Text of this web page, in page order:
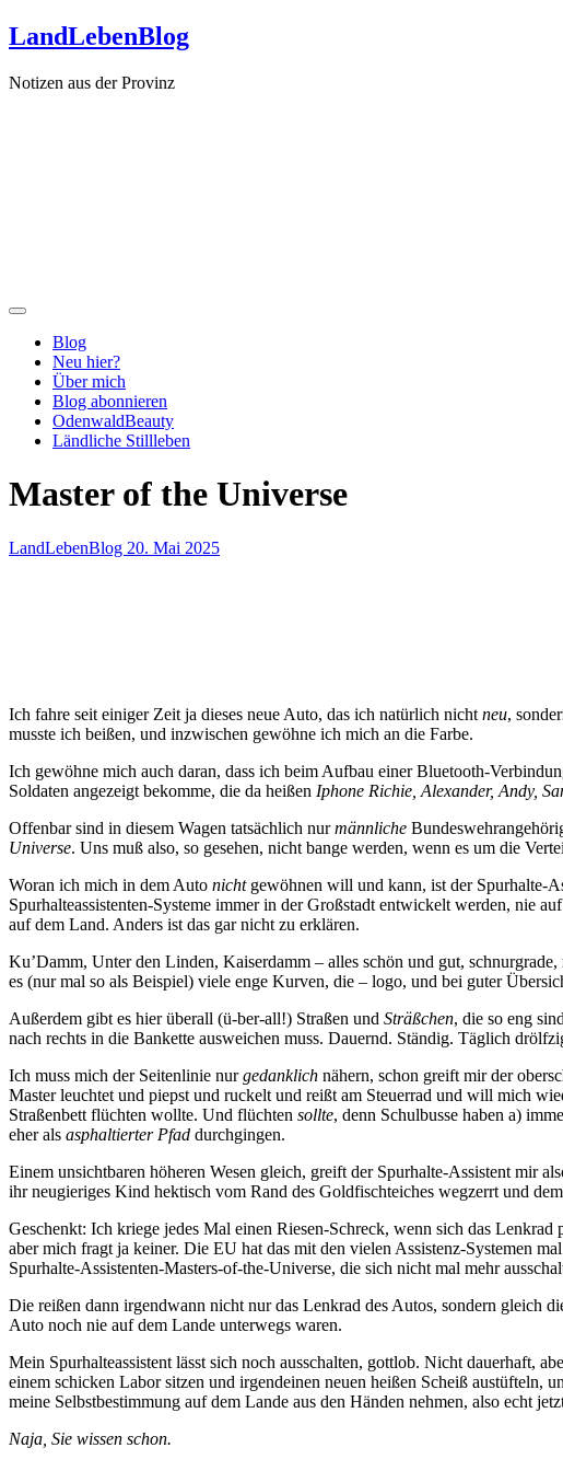
Zum
Inhalt
LandLebenBlog
Notizen aus der Provinz
Blog
Neu hier?
Über mich
Blog abonnieren
OdenwaldBeauty
Ländliche Stillleben
Master of the Universe
LandLebenBlog 20. Mai 2025
Ich fahre seit einiger Zeit ja dieses neue Auto, das ich natürlich nicht neu,
musste ich beißen, und inzwischen gewöhne ich mich an die Farbe.
Ich gewöhne mich auch daran, dass ich beim Aufbau einer Bluetooth-
Soldaten angezeigt bekomme, die da heißen Iphone Richie, Alexander, Andy,
Offenbar sind in diesem Wagen tatsächlich nurmännliche
Universe. Uns muß also, so gesehen, nicht bange werden, wenn es um die
Woran ich mich in dem Auto nichtgewöhnen will und kann, ist der Spurhalte-
Spurhalteassistenten-Systeme immer in der Großstadt entwickelt werden, nie
auf dem Land. Anders ist das gar nicht zu erklären.
Ku’Damm, Unter den Linden, Kaiserdamm – alles schön und gut,
es (nur mal so als Beispiel) viele enge Kurven, die – logo, und bei guter
Außerdem gibt es hier überall (ü-ber-all!) Straßen und Sträßchen, die so eng
nach rechts in die Bankette ausweichen muss. Dauernd. Ständig. Täglich
Ich muss mich der Seitenlinie nurgedanklich nähern, schon greift mir der
Master leuchtet und piepst und ruckelt und reißt am Steuerrad und will mich
Straßenbett flüchten wollte. Und flüchten sollte, denn Schulbusse haben a)
eher als asphaltierter Pfad durchgingen.
Einem unsichtbaren höheren Wesen gleich, greift der Spurhalte-Assistent mir
ihr neugieriges Kind hektisch vom Rand des Goldfischteiches wegzerrt und
Geschenkt: Ich kriege jedes Mal einen Riesen-Schreck, wenn sich das
aber mich fragt ja keiner. Die EU hat das mit den vielen Assistenz-Systemen
Spurhalte-Assistenten-Masters-of-the-Universe, die sich nicht mal mehr
Die reißen dann irgendwann nicht nur das Lenkrad des Autos, sondern gleich
Auto noch nie auf dem Lande unterwegs waren.
Mein Spurhalteassistent lässt sich noch ausschalten, gottlob. Nicht dauerhaft,
einem schicken Labor sitzen und irgendeinen neuen heißen Scheiß austüfteln,
meine Selbstbestimmung auf dem Lande aus den Händen nehmen, also echt
Naja, Sie wissen schon.